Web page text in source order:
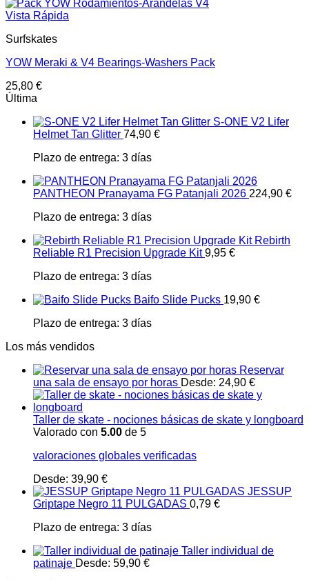
Vista Rápida
Surfskates
YOW Meraki & V4 Bearings-Washers Pack
25,80 €
Última
S-ONE V2 Lifer
Helmet Tan Glitter 74,90 €
Plazo de entrega: 3 días
PANTHEON Pranayama FG Patanjali 2026 224,90 €
Plazo de entrega: 3 días
Rebirth
Reliable R1 Precision Upgrade Kit 9,95 €
Plazo de entrega: 3 días
Baifo Slide Pucks 19,90 €
Plazo de entrega: 3 días
Los más vendidos
Reservar
una sala de ensayo por horas Desde: 24,90 €
Taller de skate - nociones básicas de skate y longboard
Valorado con 5.00 de 5
valoraciones globales verificadas
Desde: 39,90 €
JESSUP
Griptape Negro 11 PULGADAS 0,79 €
Plazo de entrega: 3 días
Taller individual de
patinaje Desde: 59,90 €